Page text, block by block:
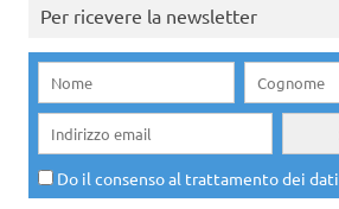
Per ricevere la newsletter
Do il consenso al trattamento dei dati